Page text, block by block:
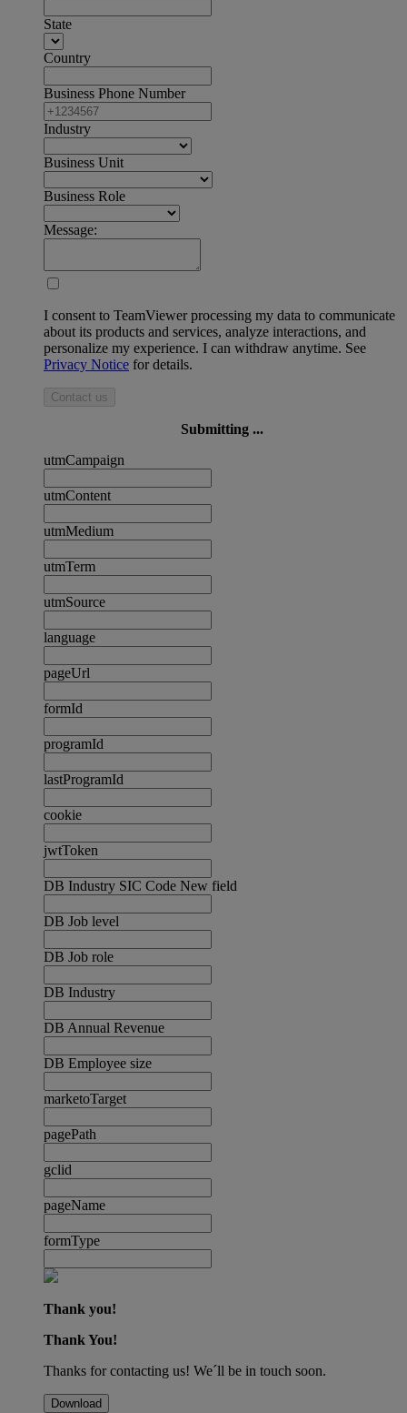
State
Country
Business Phone Number
Industry
Business Unit
Business Role
Message:
I consent to TeamViewer processing my data to communicate
about its products and services, analyze interactions, and
personalize my experience. I can withdraw anytime. See
Privacy Notice for details.
Contact us
Submitting ...
utmCampaign
utmContent
utmMedium
utmTerm
utmSource
language
pageUrl
formId
programId
lastProgramId
cookie
jwtToken
DB Industry SIC Code New field
DB Job level
DB Job role
DB Industry
DB Annual Revenue
DB Employee size
marketoTarget
pagePath
gclid
pageName
formType
Thank you!
Thank You!
Thanks for contacting us! We´ll be in touch soon.
Download